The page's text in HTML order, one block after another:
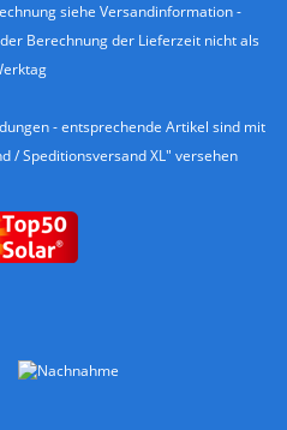
siehe Versandinformation-
Berechnung der Lieferzeit nicht als
- entsprechende Artikel sind mit
/ Speditionsversand XL" versehen